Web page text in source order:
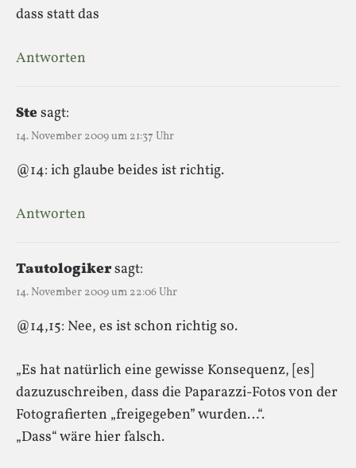
dass statt das
Antworten
Stesagt:
14. November 2009 um 21:37 Uhr
@14: ich glaube beides ist richtig.
Antworten
Tautologikersagt:
14. November 2009 um 22:06 Uhr
@14,15: Nee, es ist schon richtig so.
„Es hat natürlich eine gewisse Konsequenz, [es]
dazuzuschreiben, dass die Paparazzi-Fotos von der
Fotografierten „freigegeben” wurden…“.
„Dass“ wäre hier falsch.